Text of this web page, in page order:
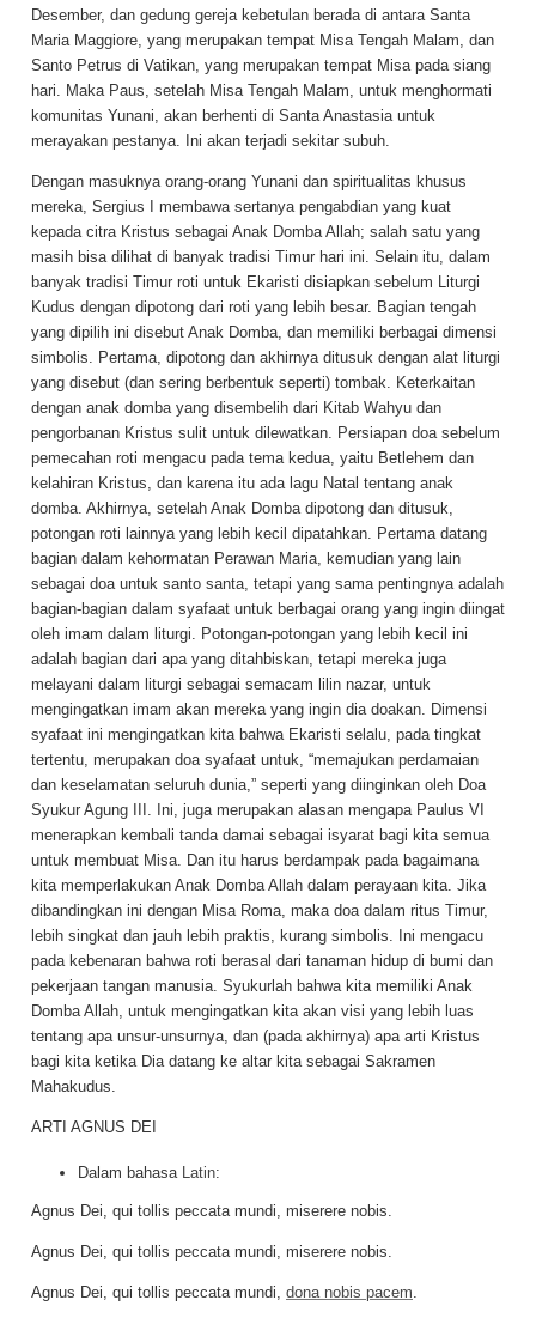
Desember, dan gedung gereja kebetulan berada di antara Santa
Maria Maggiore, yang merupakan tempat Misa Tengah Malam, dan
Santo Petrus di Vatikan, yang merupakan tempat Misa pada siang
hari. Maka Paus, setelah Misa Tengah Malam, untuk menghormati
komunitas Yunani, akan berhenti di Santa Anastasia untuk
merayakan pestanya. Ini akan terjadi sekitar subuh.
Dengan masuknya orang-orang Yunani dan spiritualitas khusus
mereka, Sergius I membawa sertanya pengabdian yang kuat
kepada citra Kristus sebagai Anak Domba Allah; salah satu yang
masih bisa dilihat di banyak tradisi Timur hari ini. Selain itu, dalam
banyak tradisi Timur roti untuk Ekaristi disiapkan sebelum Liturgi
Kudus dengan dipotong dari roti yang lebih besar. Bagian tengah
yang dipilih ini disebut Anak Domba, dan memiliki berbagai dimensi
simbolis. Pertama, dipotong dan akhirnya ditusuk dengan alat liturgi
yang disebut (dan sering berbentuk seperti) tombak. Keterkaitan
dengan anak domba yang disembelih dari Kitab Wahyu dan
pengorbanan Kristus sulit untuk dilewatkan. Persiapan doa sebelum
pemecahan roti mengacu pada tema kedua, yaitu Betlehem dan
kelahiran Kristus, dan karena itu ada lagu Natal tentang anak
domba. Akhirnya, setelah Anak Domba dipotong dan ditusuk,
potongan roti lainnya yang lebih kecil dipatahkan. Pertama datang
bagian dalam kehormatan Perawan Maria, kemudian yang lain
sebagai doa untuk santo santa, tetapi yang sama pentingnya adalah
bagian-bagian dalam syafaat untuk berbagai orang yang ingin diingat
oleh imam dalam liturgi. Potongan-potongan yang lebih kecil ini
adalah bagian dari apa yang ditahbiskan, tetapi mereka juga
melayani dalam liturgi sebagai semacam lilin nazar, untuk
mengingatkan imam akan mereka yang ingin dia doakan. Dimensi
syafaat ini mengingatkan kita bahwa Ekaristi selalu, pada tingkat
tertentu, merupakan doa syafaat untuk, “memajukan perdamaian
dan keselamatan seluruh dunia,” seperti yang diinginkan oleh Doa
Syukur Agung III. Ini, juga merupakan alasan mengapa Paulus VI
menerapkan kembali tanda damai sebagai isyarat bagi kita semua
untuk membuat Misa. Dan itu harus berdampak pada bagaimana
kita memperlakukan Anak Domba Allah dalam perayaan kita. Jika
dibandingkan ini dengan Misa Roma, maka doa dalam ritus Timur,
lebih singkat dan jauh lebih praktis, kurang simbolis. Ini mengacu
pada kebenaran bahwa roti berasal dari tanaman hidup di bumi dan
pekerjaan tangan manusia. Syukurlah bahwa kita memiliki Anak
Domba Allah, untuk mengingatkan kita akan visi yang lebih luas
tentang apa unsur-unsurnya, dan (pada akhirnya) apa arti Kristus
bagi kita ketika Dia datang ke altar kita sebagai Sakramen
Mahakudus.
ARTI AGNUS DEI
Dalam bahasa Latin:
Agnus Dei, qui tollis peccata mundi, miserere nobis.
Agnus Dei, qui tollis peccata mundi, miserere nobis.
Agnus Dei, qui tollis peccata mundi, dona nobis pacem